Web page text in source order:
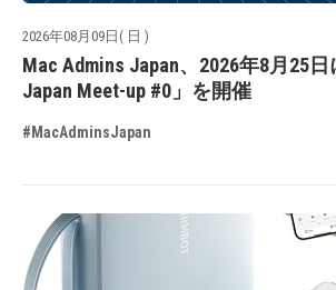
2026年08月09日( 日 )
Mac Admins Japan、2026年8月25
Japan Meet-up #0」を開催
#MacAdminsJapan